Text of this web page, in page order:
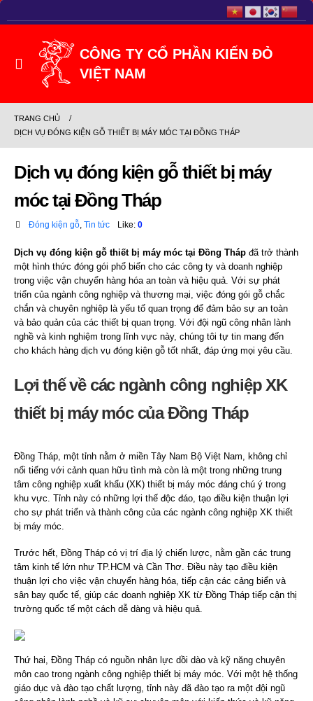
TRANG CHỦ
DỊCH VỤ ĐÓNG KIỆN GỖ THIẾT BỊ MÁY MÓC TẠI ĐỒNG THÁP
Dịch vụ đóng kiện gỗ thiết bị máy
móc tại Đồng Tháp
Đóng kiện gỗ, Tin tức Like: 0
Dịch vụ đóng kiện gỗ thiết bị máy móc tại Đồng Tháp đã trở thành
một hình thức đóng gói phổ biến cho các công ty và doanh nghiệp
trong việc vận chuyển hàng hóa an toàn và hiệu quả. Với sự phát
triển của ngành công nghiệp và thương mại, việc đóng gói gỗ chắc
chắn và chuyên nghiệp là yếu tố quan trọng để đảm bảo sự an toàn
và bảo quản của các thiết bị quan trọng. Với đội ngũ công nhân lành
nghề và kinh nghiệm trong lĩnh vực này, chúng tôi tự tin mang đến
cho khách hàng dịch vụ đóng kiện gỗ tốt nhất, đáp ứng mọi yêu cầu.
Lợi thế về các ngành công nghiệp XK
thiết bị máy móc của Đồng Tháp
Đồng Tháp, một tỉnh nằm ở miền Tây Nam Bộ Việt Nam, không chỉ
nổi tiếng với cảnh quan hữu tình mà còn là một trong những trung
tâm công nghiệp xuất khẩu (XK) thiết bị máy móc đáng chú ý trong
khu vực. Tỉnh này có những lợi thế độc đáo, tạo điều kiện thuận lợi
cho sự phát triển và thành công của các ngành công nghiệp XK thiết
bị máy móc.
Trước hết, Đồng Tháp có vị trí địa lý chiến lược, nằm gần các trung
tâm kinh tế lớn như TP.HCM và Cần Thơ. Điều này tạo điều kiện
thuận lợi cho việc vận chuyển hàng hóa, tiếp cận các cảng biển và
sân bay quốc tế, giúp các doanh nghiệp XK từ Đồng Tháp tiếp cận thị
trường quốc tế một cách dễ dàng và hiệu quả.
Thứ hai, Đồng Tháp có nguồn nhân lực dồi dào và kỹ năng chuyên
môn cao trong ngành công nghiệp thiết bị máy móc. Với một hệ thống
giáo dục và đào tạo chất lượng, tỉnh này đã đào tạo ra một đội ngũ